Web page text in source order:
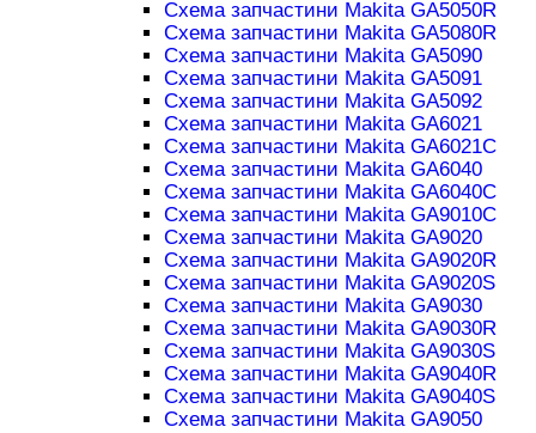
Схема запчастини Makita GA5050R
Схема запчастини Makita GA5080R
Схема запчастини Makita GA5090
Схема запчастини Makita GA5091
Схема запчастини Makita GA5092
Схема запчастини Makita GA6021
Схема запчастини Makita GA6021C
Схема запчастини Makita GA6040
Схема запчастини Makita GA6040C
Схема запчастини Makita GA9010C
Схема запчастини Makita GA9020
Схема запчастини Makita GA9020R
Схема запчастини Makita GA9020S
Схема запчастини Makita GA9030
Схема запчастини Makita GA9030R
Схема запчастини Makita GA9030S
Схема запчастини Makita GA9040R
Схема запчастини Makita GA9040S
Схема запчастини Makita GA9050